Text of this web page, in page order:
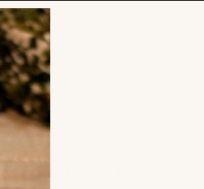
felhasználói név, vagy email
küldünk egy